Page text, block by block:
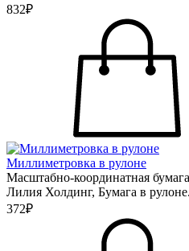
832₽
Миллиметровка в рулоне
Масштабно-координатная
Лилия Холдинг, Бумага в рулоне.
372₽